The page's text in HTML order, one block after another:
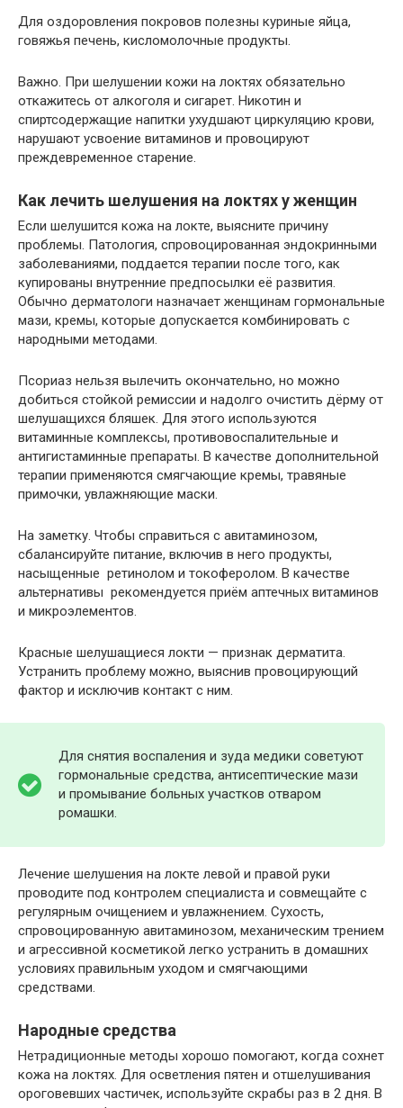
Для оздоровления покровов полезны куриные яйца,
говяжья печень, кисломолочные продукты.
Важно. При шелушении кожи на локтях обязательно
откажитесь от алкоголя и сигарет. Никотин и
спиртсодержащие напитки ухудшают циркуляцию крови,
нарушают усвоение витаминов и провоцируют
преждевременное старение.
Как лечить шелушения на локтях у женщин
Если шелушится кожа на локте, выясните причину
проблемы. Патология, спровоцированная эндокринными
заболеваниями, поддается терапии после того, как
купированы внутренние предпосылки её развития.
Обычно дерматологи назначает женщинам гормональные
мази, кремы, которые допускается комбинировать с
народными методами.
Псориаз нельзя вылечить окончательно, но можно
добиться стойкой ремиссии и надолго очистить дёрму от
шелушащихся бляшек. Для этого используются
витаминные комплексы, противовоспалительные и
антигистаминные препараты. В качестве дополнительной
терапии применяются смягчающие кремы, травяные
примочки, увлажняющие маски.
На заметку. Чтобы справиться с авитаминозом,
сбалансируйте питание, включив в него продукты,
насыщенные ретинолом и токоферолом. В качестве
альтернативы рекомендуется приём аптечных витаминов
и микроэлементов.
Красные шелушащиеся локти — признак дерматита.
Устранить проблему можно, выяснив провоцирующий
фактор и исключив контакт с ним.
Для снятия воспаления и зуда медики советуют
гормональные средства, антисептические мази
и промывание больных участков отваром
ромашки.
Лечение шелушения на локте левой и правой руки
проводите под контролем специалиста и совмещайте с
регулярным очищением и увлажнением. Сухость,
спровоцированную авитаминозом, механическим трением
и агрессивной косметикой легко устранить в домашних
условиях правильным уходом и смягчающими
средствами.
Народные средства
Нетрадиционные методы хорошо помогают, когда сохнет
кожа на локтях. Для осветления пятен и отшелушивания
ороговевших частичек, используйте скрабы раз в 2 дня. В